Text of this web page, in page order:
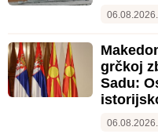
06.08.2026.
grčkoj
Sadu:
06.08.2026.